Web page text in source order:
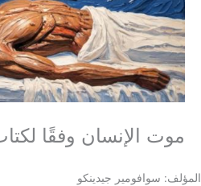
موت الإنسان وفقًا لكتاب
المؤلف: سوافومير جيدينكو